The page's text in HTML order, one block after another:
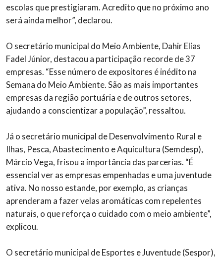
escolas que prestigiaram. Acredito que no próximo ano
será ainda melhor”, declarou.
O secretário municipal do Meio Ambiente, Dahir Elias
Fadel Júnior, destacou a participação recorde de 37
empresas. “Esse número de expositores é inédito na
Semana do Meio Ambiente. São as mais importantes
empresas da região portuária e de outros setores,
ajudando a conscientizar a população”, ressaltou.
Já o secretário municipal de Desenvolvimento Rural e
Ilhas, Pesca, Abastecimento e Aquicultura (Semdesp),
Márcio Vega, frisou a importância das parcerias. “É
essencial ver as empresas empenhadas e uma juventude
ativa. No nosso estande, por exemplo, as crianças
aprenderam a fazer velas aromáticas com repelentes
naturais, o que reforça o cuidado com o meio ambiente”,
explicou.
O secretário municipal de Esportes e Juventude (Sespor),